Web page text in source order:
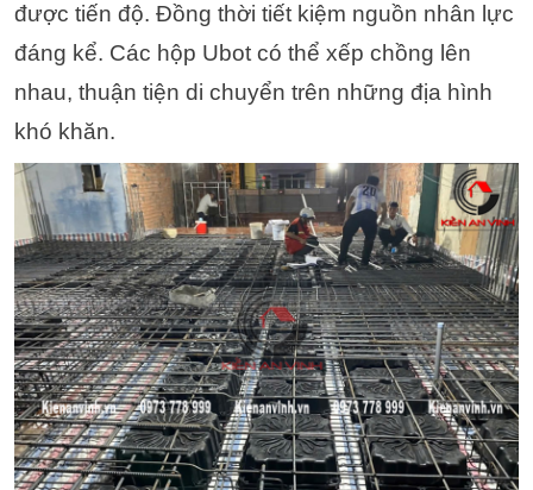
được tiến độ. Đồng thời tiết kiệm nguồn nhân lực
đáng kể. Các hộp Ubot có thể xếp chồng lên
nhau, thuận tiện di chuyển trên những địa hình
khó khăn.